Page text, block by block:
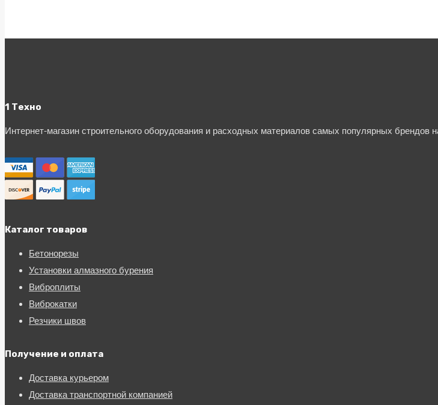
1 Техно
Интернет-магазин строительного оборудования и расходных материалов самых популярных брендов
Каталог товаров
Бетонорезы
Установки алмазного бурения
Виброплиты
Виброкатки
Резчики швов
Получение и оплата
Доставка курьером
Доставка транспортной компанией